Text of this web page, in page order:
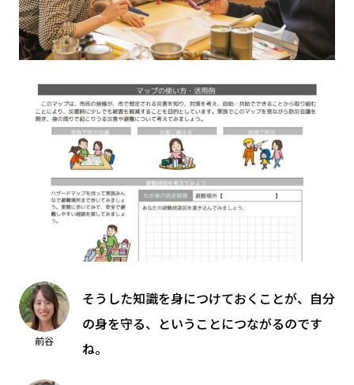
前谷
そうした知識を身につけておくことが、自分
の身を守る、ということにつながるのです
ね。